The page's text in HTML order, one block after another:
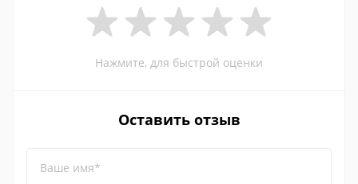
Нажмите, для быстрой оценки
Оставить отзыв
Ваше имя*